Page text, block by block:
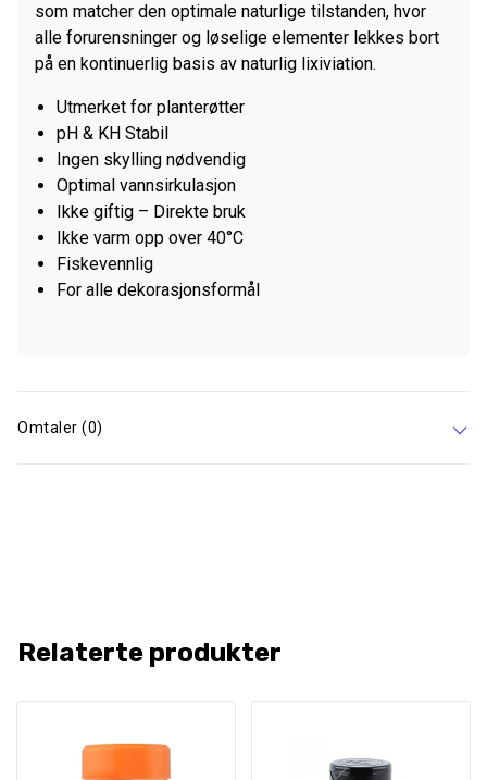
som matcher den optimale naturlige tilstanden, hvor
alle forurensninger og løselige elementer lekkes bort
på en kontinuerlig basis av naturlig lixiviation.
Utmerket for planterøtter
pH & KH Stabil
Ingen skylling nødvendig
Optimal vannsirkulasjon
Ikke giftig – Direkte bruk
Ikke varm opp over 40°C
Fiskevennlig
For alle dekorasjonsformål
Omtaler (0)
Relaterte produkter